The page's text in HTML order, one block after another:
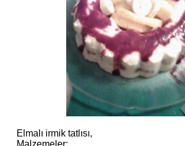
Elmalı irmik tatlısı,
Malzemeler;